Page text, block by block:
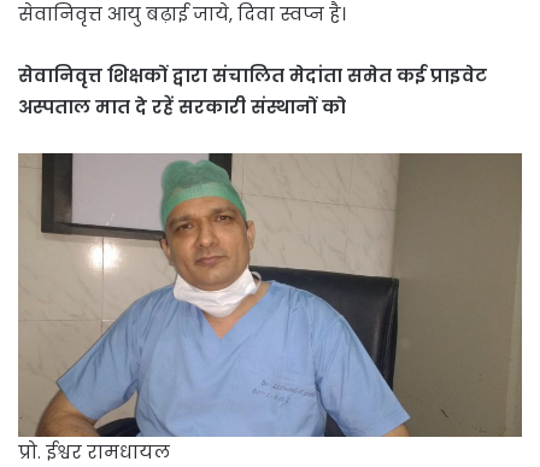
सेवानिवृत्त आयु बढ़ाई जाये, दिवा स्वप्न है।
सेवानिवृत्त शिक्षकों द्वारा संचालित मेदांता समेत कई प्राइवेट
अस्पताल मात दे रहें सरकारी संस्थानों को
प्रो. ईश्वर रामधायल